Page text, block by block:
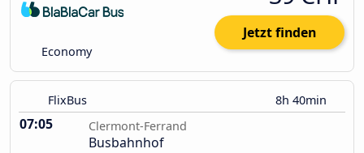
Economy
Jetzt finden
FlixBus 8h 40min
07:05 Clermont-Ferrand
Busbahnhof